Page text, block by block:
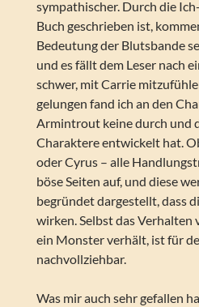
sympathischer. Durch die
Buch geschrieben ist,
Bedeutung der Blutsbande
und es fällt dem Leser nach
schwer, mit Carrie
gelungen fand ich an den
Armintrout keine durch und
Charaktere entwickelt hat.
oder Cyrus – alle
böse Seiten auf, und diese
begründet dargestellt, dass
wirken. Selbst das Verhalten
ein Monster verhält, ist für
nachvollziehbar.
Was mir auch sehr gefallen